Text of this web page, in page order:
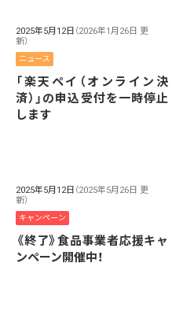
2025年5月12日 （2026年1月26日 更
新）
ニュース
「楽天ペイ（オンライン決
済）」の申込受付を一時停止
します
2025年5月12日 （2025年5月26日 更
新）
キャンペーン
《終了》食品事業者応援キャ
ンペーン開催中！